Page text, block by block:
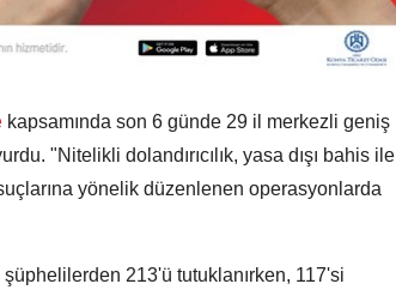
kapsamında son 6 günde 29 il merkezli geniş
"Nitelikli dolandırıcılık, yasa dışı bahis ile
yönelik düzenlenen operasyonlarda
şüphelilerden 213'ü tutuklanırken, 117'si